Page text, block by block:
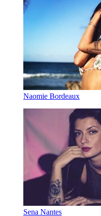
Naomie Bordeaux
Sena Nantes